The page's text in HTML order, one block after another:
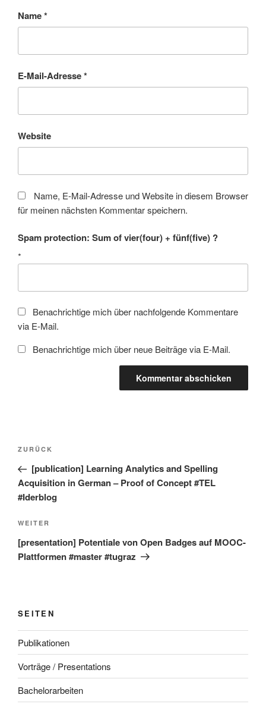
Name*
E-Mail-Adresse*
Website
Name, E-Mail-Adresse und Website in diesem Browser
für meinen nächsten Kommentar speichern.
Spam protection: Sum of vier(four) + fünf(five) ?
*
Benachrichtige mich über nachfolgende Kommentare
via E-Mail.
Benachrichtige mich über neue Beiträge via E-Mail.
Beitragsnavigation
Vorheriger
Beitrag
ZURÜCK
[publication] Learning Analytics and Spelling
Acquisition in German – Proof of Concept #TEL
#Iderblog
Nächster
Beitrag
WEITER
[presentation] Potentiale von Open Badges auf MOOC-
Plattformen #master #tugraz
SEITEN
Publikationen
Vorträge / Presentations
Bachelorarbeiten